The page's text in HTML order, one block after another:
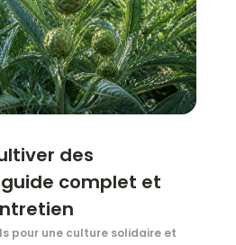
des
complet et
pour une culture solidaire et